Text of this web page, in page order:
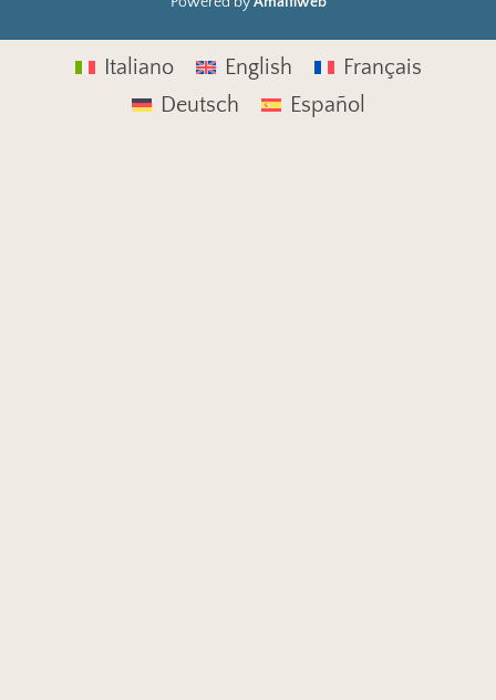
Italiano English
Français
Deutsch
Español